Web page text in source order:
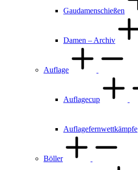
Gaudamenschießen
Damen – Archiv
Auflage
Auflagecup
Auflagefernwettkämpfe
Böller